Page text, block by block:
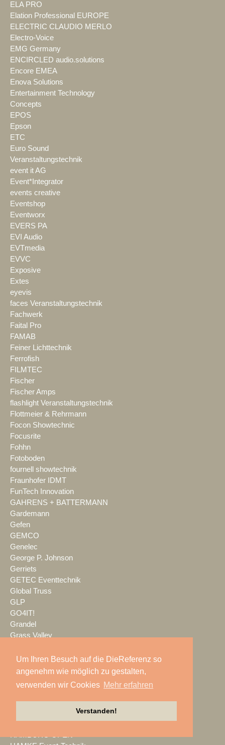
Um Ihren Besuch auf die DieReferenz so
angenehm wie möglich zu gestalten,
verwenden wir Cookies Mehr erfahren
Verstanden!
ELA PRO
Elation Professional EUROPE
ELECTRIC CLAUDIO MERLO
Electro-Voice
EMG Germany
ENCIRCLED audio.solutions
Encore EMEA
Enova Solutions
Entertainment Technology
Concepts
EPOS
Epson
ETC
Euro Sound
Veranstaltungstechnik
event it AG
Event*Integrator
events creative
Eventshop
Eventworx
EVERS PA
EVI Audio
EVTmedia
EVVC
Exposive
Extes
eyevis
faces Veranstaltungstechnik
Fachwerk
Faital Pro
FAMAB
Feiner Lichttechnik
Ferrofish
FILMTEC
Fischer
Fischer Amps
flashlight Veranstaltungstechnik
Flottmeier & Rehrmann
Focon Showtechnic
Focusrite
Fohhn
Fotoboden
fournell showtechnik
Fraunhofer IDMT
FunTech Innovation
GAHRENS + BATTERMANN
Gardemann
Gefen
GEMCO
Genelec
George P. Johnson
Gerriets
GETEC Eventtechnik
Global Truss
GLP
GO4IT!
Grandel
Grass Valley
Groh-P.A.
Veranstaltungstechnik
Guest-One